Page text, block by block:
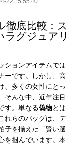
22 15:55:40
徹底比較：ス
ラグジュアリ
ションアイテムでは
ーです。しかし、高
、多くの女性にとっ
そんな中、近年注目
す。単なる偽物とは
れらのバッグは、デ
子を揃えた「賢い選
を掴んでいます。本